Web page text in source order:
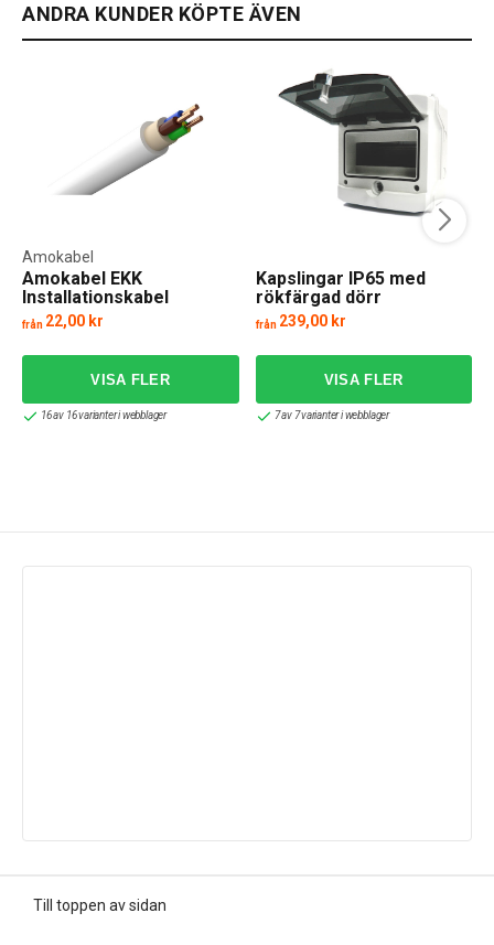
ANDRA KUNDER KÖPTE ÄVEN
Amokabel EKK
Installationskabel
Amokabel
från 22,00 kr
16 av 16 varianter i webblager
Kapslingar IP65 med
rökfärgad dörr
från 239,00 kr
7 av 7 varianter i webblager
Till toppen av sidan